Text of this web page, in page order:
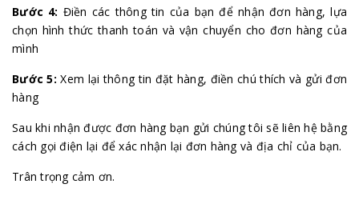
Bước 4: Điền các thông tin của bạn để nhận đơn hàng, lựa
chọn hình thức thanh toán và vận chuyển cho đơn hàng của
mình
Bước 5: Xem lại thông tin đặt hàng, điền chú thích và gửi đơn
hàng
Sau khi nhận được đơn hàng bạn gửi chúng tôi sẽ liên hệ bằng
cách gọi điện lại để xác nhận lại đơn hàng và địa chỉ của bạn.
Trân trọng cảm ơn.